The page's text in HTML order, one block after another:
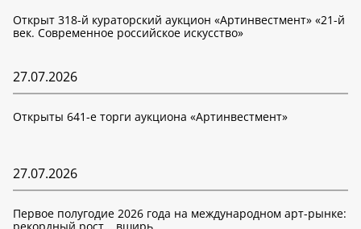
Открыт 318-й кураторский аукцион «Артинвестмент» «21-й
век. Современное российское искусство»
27.07.2026
Открыты 641-е торги аукциона «Артинвестмент»
27.07.2026
Первое полугодие 2026 года на международном арт-рынке: